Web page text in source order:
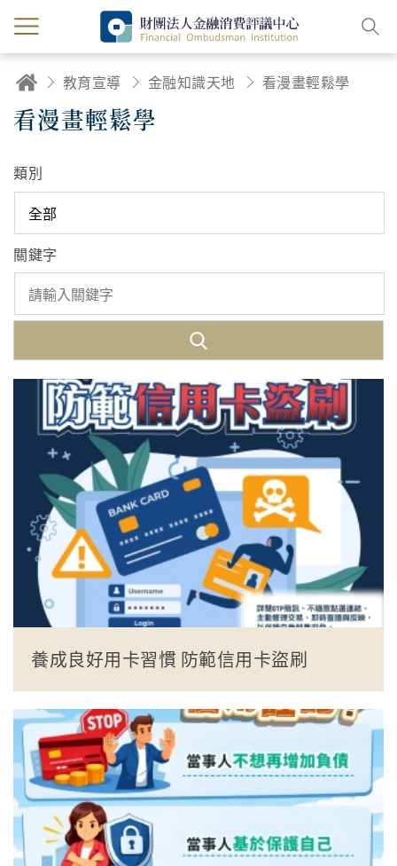
教育宣導 金融知識天地 看漫畫輕鬆學
看漫畫輕鬆學
類別
關鍵字
養成良好用卡習慣 防範信用卡盜刷